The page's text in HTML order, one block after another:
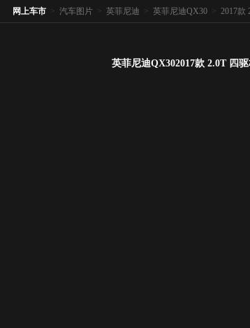
网上车市 > 汽车图片 > 英菲尼迪 > 英菲尼迪QX30 > 2017款
英菲尼迪QX302017款 2.0T 四